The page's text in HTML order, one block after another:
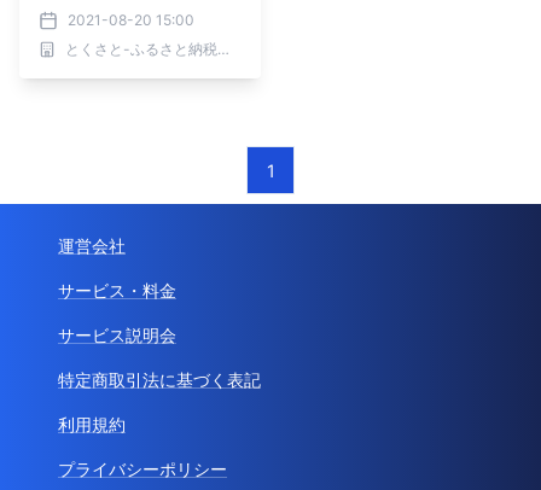
表
2021-08-20 15:00
とくさと-ふるさと納税還元率ランキング-
1
運営会社
サービス・料金
サービス説明会
特定商取引法に基づく表記
利用規約
プライバシーポリシー